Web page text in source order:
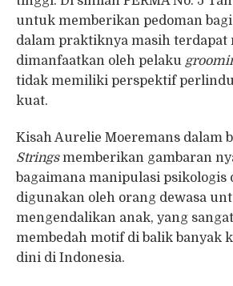
untuk memberikan pedoman
dalam praktiknya masih terdapat
dimanfaatkan oleh pelaku
tidak memiliki perspektif
kuat.
Kisah Aurelie Moeremans dalam
Stringsmemberikan gambaran
bagaimana manipulasi psikologis
digunakan oleh orang dewasa
mengendalikan anak, yang
membedah motif di balik banyak
dini di Indonesia.